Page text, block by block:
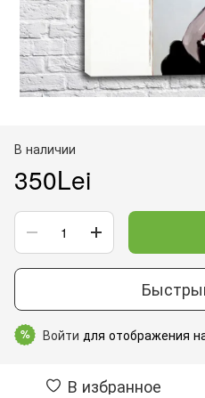
В наличии
350Lei
% Войти для отображения
В избранное